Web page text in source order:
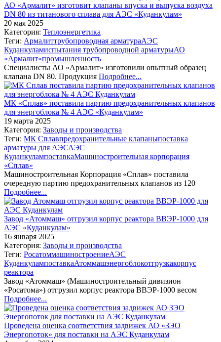
АО «Армалит» изготовит клапаны впуска и выпуска воздуха
DN 80 из титанового сплава для АЭС «Куданкулам»
20 мая 2025
Категория: Теплоэнергетика
Теги: Армалиттрубопроводная арматураАЭС
Куданкуламиспытания трубопроводной арматурыАО
«Армалит»промышленность
Специалисты АО «Армалит» изготовили опытный образец
клапана DN 80. Продукция Подробнее...
МК «Сплав» поставила партию предохранительных клапанов
для энергоблока № 4 АЭС «Куданкулам»
19 марта 2025
Категория: Заводы и производства
Теги: МК Сплавпредохранительные клапаныпоставка
арматуры для АЭСАЭС
КуданкулампоставкаМашиностроительная корпорация
«Сплав»
Машиностроительная Корпорация «Сплав» поставила
очередную партию предохранительных клапанов из 120
Подробнее...
Завод «Атоммаш» отгрузил корпус реактора ВВЭР-1000 для
АЭС «Куданкулам»
16 января 2025
Категория: Заводы и производства
Теги: РосатоммашиностроениеАЭС
КуданкулампоставкаАтоммашэнергоблокотгрузкакорпус
реактора
Завод «Атоммаш» (Машиностроительный дивизион
«Росатома») отгрузил корпус реактора ВВЭР-1000 весом
Подробнее...
Проведена оценка соответствия задвижек АО «ЗЭО
Энергопоток» для поставки на АЭС Куданкулам